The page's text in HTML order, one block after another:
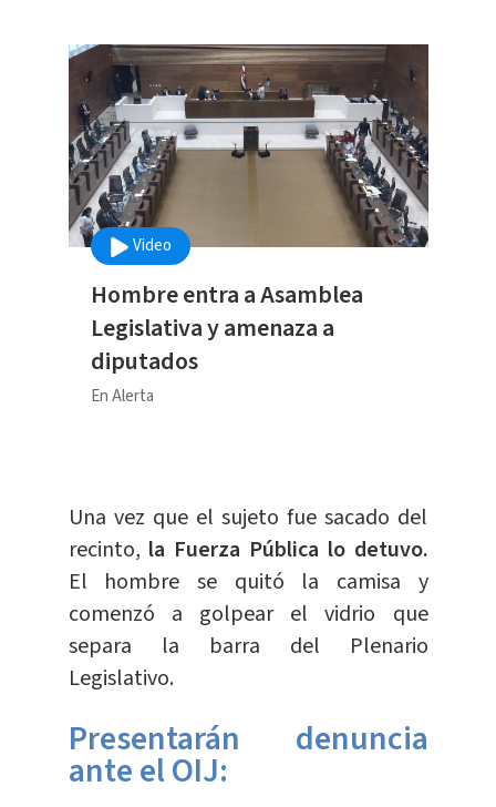
Video
Hombre entra a Asamblea
Legislativa y amenaza a
diputados
En Alerta
Una vez que el sujeto fue sacado del
recinto, la Fuerza Pública lo detuvo.
El hombre se quitó la camisa y
comenzó a golpear el vidrio que
separa la barra del Plenario
Legislativo.
Presentarán denuncia
ante el OIJ: